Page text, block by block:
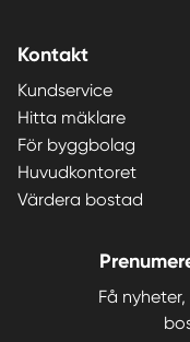
Kontakt
Kundservice
Hitta mäklare
För byggbolag
Huvudkontoret
Värdera bostad
Få